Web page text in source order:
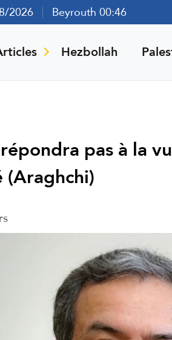
2026 Beyrouth 00:46
Hezbollah
répondra pas à la